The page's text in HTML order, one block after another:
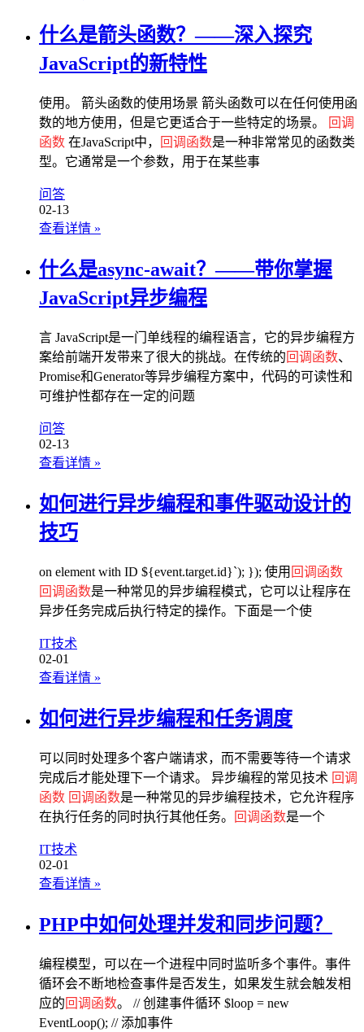
什么是箭头函数？——深入探究
JavaScript的新特性
使用。 箭头函数的使用场景 箭头函数可以在任何使用函
数的地方使用，但是它更适合于一些特定的场景。
回调
函数 在JavaScript中， 回调函数是一种非常常见的函数类
型。它通常是一个参数，用于在某些事
问答
02-13
查看详情 »
什么是async-await？——带你掌握
JavaScript异步编程
言 JavaScript是一门单线程的编程语言，它的异步编程方
案给前端开发带来了很大的挑战。在传统的 回调函数、
Promise和Generator等异步编程方案中，代码的可读性和
可维护性都存在一定的问题
问答
02-13
查看详情 »
如何进行异步编程和事件驱动设计的
技巧
on element with ID ${event.target.id}`); }); 使用 回调函数
回调函数是一种常见的异步编程模式，它可以让程序在
异步任务完成后执行特定的操作。下面是一个使
IT技术
02-01
查看详情 »
如何进行异步编程和任务调度
可以同时处理多个客户端请求，而不需要等待一个请求
完成后才能处理下一个请求。 异步编程的常见技术 回调
函数 回调函数是一种常见的异步编程技术，它允许程序
在执行任务的同时执行其他任务。
回调函数是一个
IT技术
02-01
查看详情 »
PHP中如何处理并发和同步问题？
编程模型，可以在一个进程中同时监听多个事件。事件
循环会不断地检查事件是否发生，如果发生就会触发相
应的 回调函数。 // 创建事件循环 $loop = new
EventLoop(); // 添加事件